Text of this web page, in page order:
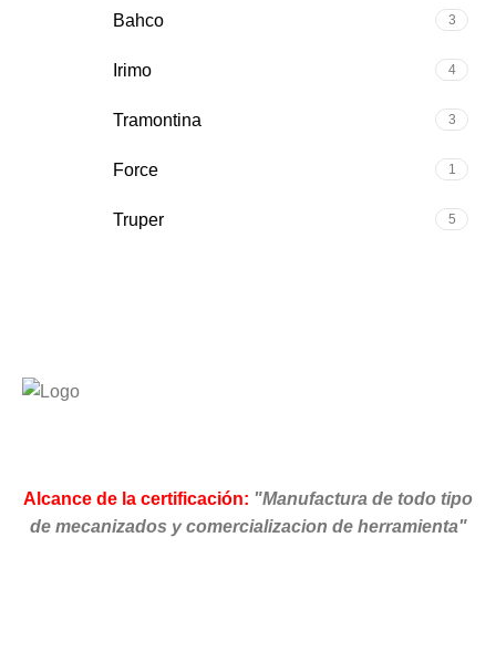
Bahco 3
Irimo 4
Tramontina 3
Force 1
Truper 5
Alcance de la certificación: "Manufactura de todo tipo
de mecanizados y comercializacion de herramienta"